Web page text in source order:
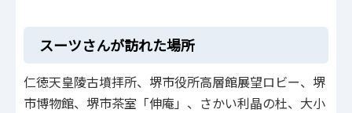
スーツさんが訪れた場所
仁徳天皇陵古墳拝所、堺市役所高層館展望ロビー、堺
市博物館、堺市茶室「伸庵」、さかい利晶の杜、大小